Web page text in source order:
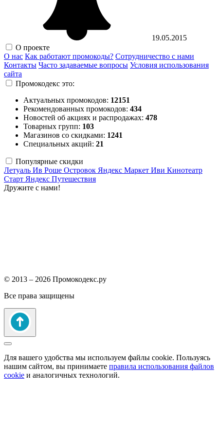
19.05.2015
О проекте
О нас Как работают промокоды? Сотрудничество с нами
Контакты Часто задаваемые вопросы Условия использования
сайта
Промокодекс это:
Актуальных промокодов: 12151
Рекомендованных промокодов: 434
Новостей об акциях и распродажах: 478
Товарных групп: 103
Магазинов со скидками: 1241
Специальных акций: 21
Популярные скидки
Летуаль Ив Роше Островок Яндекс Маркет Иви Кинотеатр
Старт Яндекс Путешествия
Дружите с нами!
© 2013 – 2026 Промокодекс.ру
Все права защищены
Для вашего удобства мы используем файлы cookie. Пользуясь
нашим сайтом, вы принимаете правила использования файлов
cookie и аналогичных технологий.